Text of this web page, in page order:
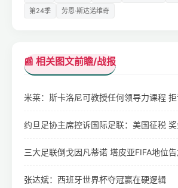
第24季
劳恩·斯达诺维奇
📰 相关图文前瞻/战报
米莱：斯卡洛尼可教授任何领导力课程
约旦足协主席控诉国际足联：美国征税
三大足联倒戈因凡蒂诺 塔皮亚FIFA地位告
张达斌：西班牙世界杯夺冠赢在硬逻辑